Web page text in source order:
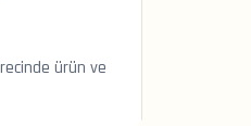
ürün ve